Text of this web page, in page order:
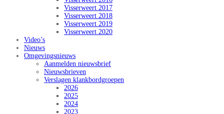
Visserweert 2017
Visserweert 2018
Visserweert 2019
Visserweert 2020
Video’s
Nieuws
Omgevingsnieuws
Aanmelden nieuwsbrief
Nieuwsbrieven
Verslagen klankbordgroepen
2026
2025
2024
2023